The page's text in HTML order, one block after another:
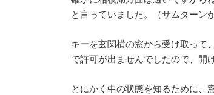
と言っていました。（サムターン
キーを玄関横の窓から受け取って
で許可が出ませんでしたので、開
とにかく中の状態を知るために、